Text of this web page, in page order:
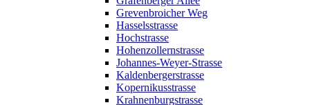
Grevenbroicher Weg
Hasselsstrasse
Hochstrasse
Hohenzollernstrasse
Johannes-Weyer-Strasse
Kaldenbergerstrasse
Kopernikusstrasse
Krahnenburgstrasse